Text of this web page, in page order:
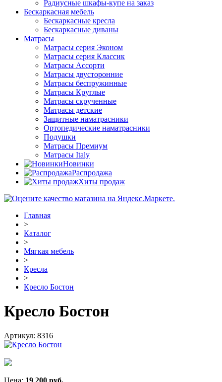
Радиусные шкафы-купе на заказ
Бескаркасная мебель
Бескаркасные кресла
Бескаркасные диваны
Матрасы
Матрасы серия Эконом
Матрасы серия Классик
Матрасы Ассорти
Матрасы двусторонние
Матрасы беспружинные
Матрасы Круглые
Матрасы скрученные
Матрасы детские
Защитные наматрасники
Ортопедические наматрасники
Подушки
Матрасы Премиум
Матрасы Italy
Новинки
Распродажа
Хиты продаж
Главная
>
Каталог
>
Мягкая мебель
>
Кресла
>
Кресло Бостон
Кресло Бостон
Артикул: 8316
Цена: 19 200 руб.